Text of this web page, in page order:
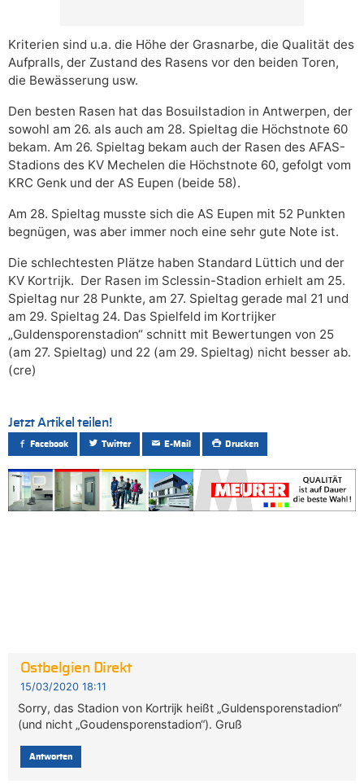
Kriterien sind u.a. die Höhe der Grasnarbe, die Qualität des
Aufpralls, der Zustand des Rasens vor den beiden Toren,
die Bewässerung usw.
Den besten Rasen hat das Bosuilstadion in Antwerpen, der
sowohl am 26. als auch am 28. Spieltag die Höchstnote 60
bekam. Am 26. Spieltag bekam auch der Rasen des AFAS-
Stadions des KV Mechelen die Höchstnote 60, gefolgt vom
KRC Genk und der AS Eupen (beide 58).
Am 28. Spieltag musste sich die AS Eupen mit 52 Punkten
begnügen, was aber immer noch eine sehr gute Note ist.
Die schlechtesten Plätze haben Standard Lüttich und der
KV Kortrijk. Der Rasen im Sclessin-Stadion erhielt am 25.
Spieltag nur 28 Punkte, am 27. Spieltag gerade mal 21 und
am 29. Spieltag 24. Das Spielfeld im Kortrijker
„Guldensporenstadion“ schnitt mit Bewertungen von 25
(am 27. Spieltag) und 22 (am 29. Spieltag) nicht besser ab.
(cre)
Jetzt Artikel teilen!
Facebook Twitter E-Mail Drucken
Ostbelgien Direkt
15/03/2020 18:11
Sorry, das Stadion von Kortrijk heißt „Guldensporenstadion“
(und nicht „Goudensporenstadion“). Gruß
Antworten